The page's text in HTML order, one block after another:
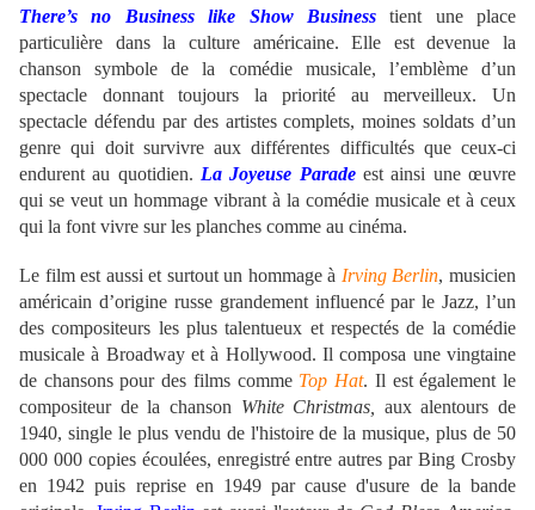
There’s no Business like Show Businesstient une place
particulière dans la culture américaine. Elle est devenue la
chanson symbole de la comédie musicale, l’emblème d’un
spectacle donnant toujours la priorité au merveilleux. Un
spectacle défendu par des artistes complets, moines soldats d’un
genre qui doit survivre aux différentes difficultés que ceux-ci
endurent au quotidien. La Joyeuse Paradeest ainsi une œuvre
qui se veut un hommage vibrant à la comédie musicale et à ceux
qui la font vivre sur les planches comme au cinéma.
Le film est aussi et surtout un hommage à Irving Berlin, musicien
américain d’origine russe grandement influencé par le Jazz, l’un
des compositeurs les plus talentueux et respectés de la comédie
musicale à Broadway et à Hollywood. Il composa une vingtaine
de chansons pour des films comme Top Hat. Il est également le
compositeur de la chanson White Christmas,
aux alentours de
1940, single le plus vendu de l'histoire de la musique, plus de 50
000 000 copies écoulées, enregistré entre autres par Bing Crosby
en 1942 puis reprise en 1949 par cause d'usure de la bande